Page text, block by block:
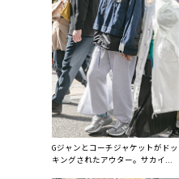
Gジャンとコーチジャケットがドッ
キングされたアウター。サカイ...